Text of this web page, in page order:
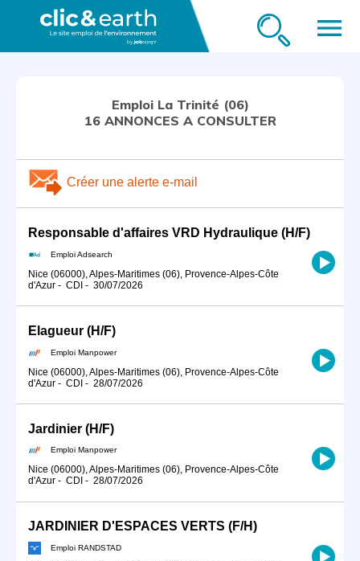
menu
Emploi La Trinité (06)
16 ANNONCES A CONSULTER
Créer une alerte e-mail
Responsable d'affaires VRD Hydraulique (H/F)
Emploi Adsearch
Nice (06000), Alpes-Maritimes (06), Provence-Alpes-Côte
d'Azur - CDI - 30/07/2026
Elagueur (H/F)
Emploi Manpower
Nice (06000), Alpes-Maritimes (06), Provence-Alpes-Côte
d'Azur - CDI - 28/07/2026
Jardinier (H/F)
Emploi Manpower
Nice (06000), Alpes-Maritimes (06), Provence-Alpes-Côte
d'Azur - CDI - 28/07/2026
JARDINIER D'ESPACES VERTS (F/H)
Emploi RANDSTAD